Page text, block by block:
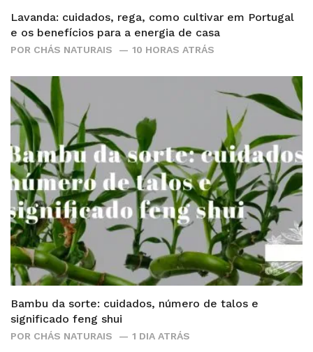
Lavanda: cuidados, rega, como cultivar em Portugal
e os benefícios para a energia de casa
POR CHÁS NATURAIS 10 HORAS ATRÁS
Bambu da sorte: cuidados, número de talos e
significado feng shui
POR CHÁS NATURAIS 1 DIA ATRÁS